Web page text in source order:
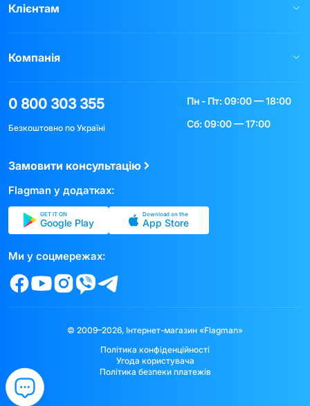
Клієнтам
Компанія
0 800 303 355
Безкоштовно по Україні
Пн - Пт: 09:00 — 18:00
Сб: 09:00 — 17:00
Замовити консультацію
Flagman у додатках:
GET IT ON
Google Play
Download on the
App Store
Ми у соцмережах:
© 2009–2026, Інтернет-магазин «Flagman»
Політика конфіденційності
Угода користувача
Політика безпеки платежів